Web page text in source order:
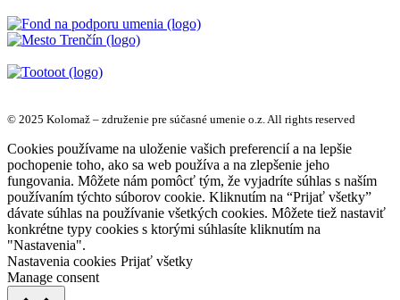
© 2025 Kolomaž – združenie pre súčasné umenie o.z. All rights reserved
Cookies používame na uloženie vašich preferencií a na lepšie
pochopenie toho, ako sa web používa a na zlepšenie jeho
fungovania. Môžete nám pomôcť tým, že vyjadríte súhlas s naším
používaním týchto súborov cookie. Kliknutím na “Prijať všetky”
dávate súhlas na používanie všetkých cookies. Môžete tiež nastaviť
konkrétne typy cookies s ktorými súhlasíte kliknutím na
"Nastavenia".
Nastavenia cookies Prijať všetky
Manage consent